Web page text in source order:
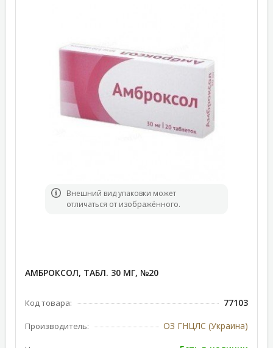
Bнешний вид упаковки может
отличаться от изображённого.
АМБРОКСОЛ, ТАБЛ. 30 МГ, №20
Код товара: 77103
Производитель: ОЗ ГНЦЛС (Украина)